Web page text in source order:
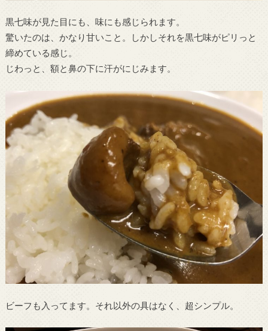
黒七味が見た目にも、味にも感じられます。
驚いたのは、かなり甘いこと。しかしそれを黒七味がピリっと
締めている感じ。
じわっと、額と鼻の下に汗がにじみます。
ビーフも入ってます。それ以外の具はなく、超シンプル。